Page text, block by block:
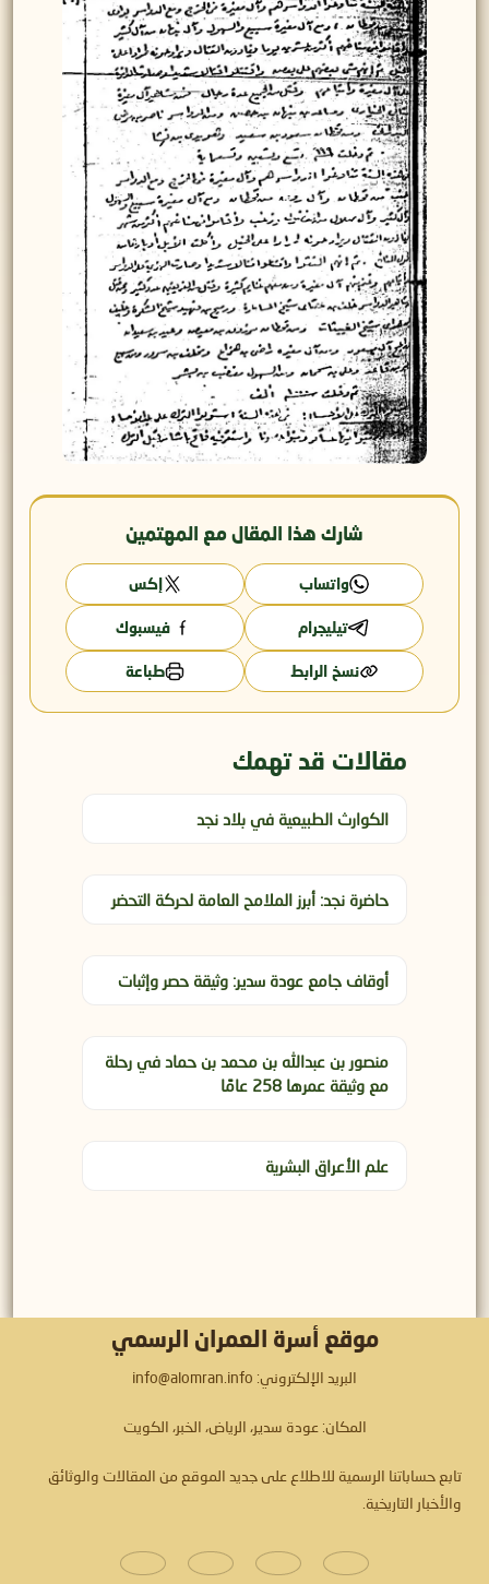
شارك هذا المقال مع المهتمين
واتساب إكس
تيليجرام فيسبوك
نسخ الرابط طباعة
مقالات قد تهمك
الكوارث الطبيعية في بلاد نجد
حاضرة نجد: أبرز الملامح العامة لحركة التحضر
أوقاف جامع عودة سدير: وثيقة حصر وإثبات
منصور بن عبدالله بن محمد بن حماد في رحلة
مع وثيقة عمرها 258 عامًا
علم الأعراق البشرية
موقع أسرة العمران الرسمي
البريد الإلكتروني: info@alomran.info
المكان: عودة سدير، الرياض، الخبر، الكويت
تابع حساباتنا الرسمية للاطلاع على جديد الموقع من المقالات والوثائق
والأخبار التاريخية.